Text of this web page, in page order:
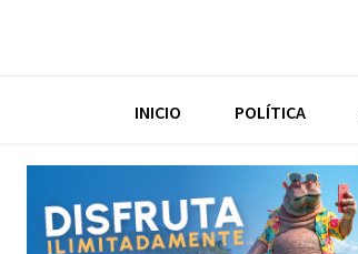
INICIO POLÍTICA